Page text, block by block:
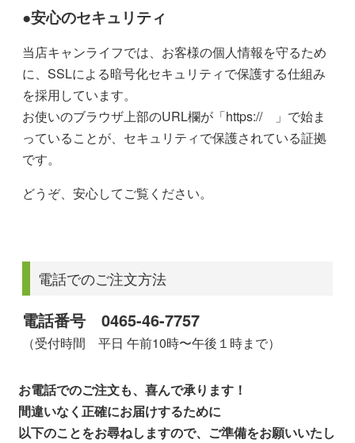
●安心のセキュリティ
当店キャンライフでは、お客様の個人情報を守るため
に、SSLによる暗号化セキュリティで保護する仕組み
を採用しています。
お使いのブラウザ上部のURL欄が「https:// 」で始ま
っていることが、セキュリティで保護されている証拠
です。
どうぞ、安心してご覧ください。
電話でのご注文方法
電話番号 0465-46-7757
（受付時間 平日 午前10時〜午後１時まで）
お電話でのご注文も、喜んで承ります！
間違いなく正確にお届けするために
以下のことをお尋ねしますので、ご準備をお願いいたし